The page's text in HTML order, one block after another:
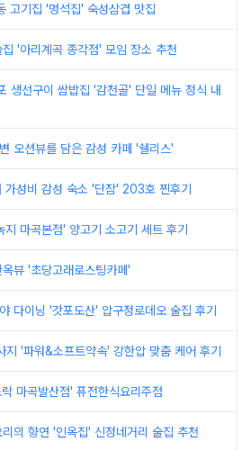
고기집 '멍석집' 숙성삼겹 맛집
'아리계곡 종각점' 모임 장소 추천
생선구이 쌈밥집 '감천골' 단일 메뉴 정식 내
오션뷰를 담은 감성 카페 '쉘리스'
가성비 감성 숙소 '단잠' 203호 찐후기
지 마곡본점' 양고기 소고기 세트 후기
뷰 '초당고래로스팅카페'
다이닝 '갓포도산' 압구정로데오 술집 후기
지 '파워&소프트약속' 강한압 맞춤 케어 후기
마곡발산점' 퓨전한식요리주점
의 향연 '인옥집' 신정네거리 술집 추천